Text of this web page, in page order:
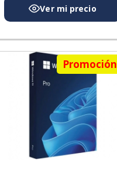
Promoción